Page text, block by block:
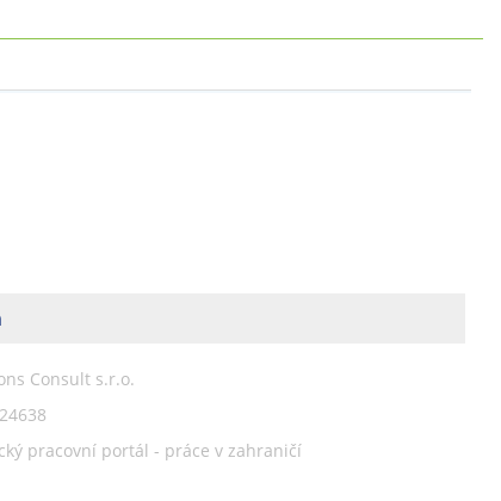
Consult s.r.o.
pracovní portál - práce v zahraničí